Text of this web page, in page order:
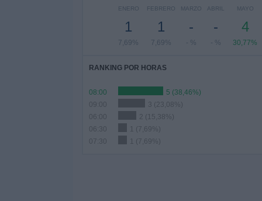
ENERO
1
7,69%
FEBRERO
1
7,69%
MARZO
-
- %
ABRIL
-
- %
MAYO
4
30,77%
RANKING POR HORAS
08:00
5 (38,46%)
09:00
3 (23,08%)
06:00
2 (15,38%)
06:30
1 (7,69%)
07:30
1 (7,69%)